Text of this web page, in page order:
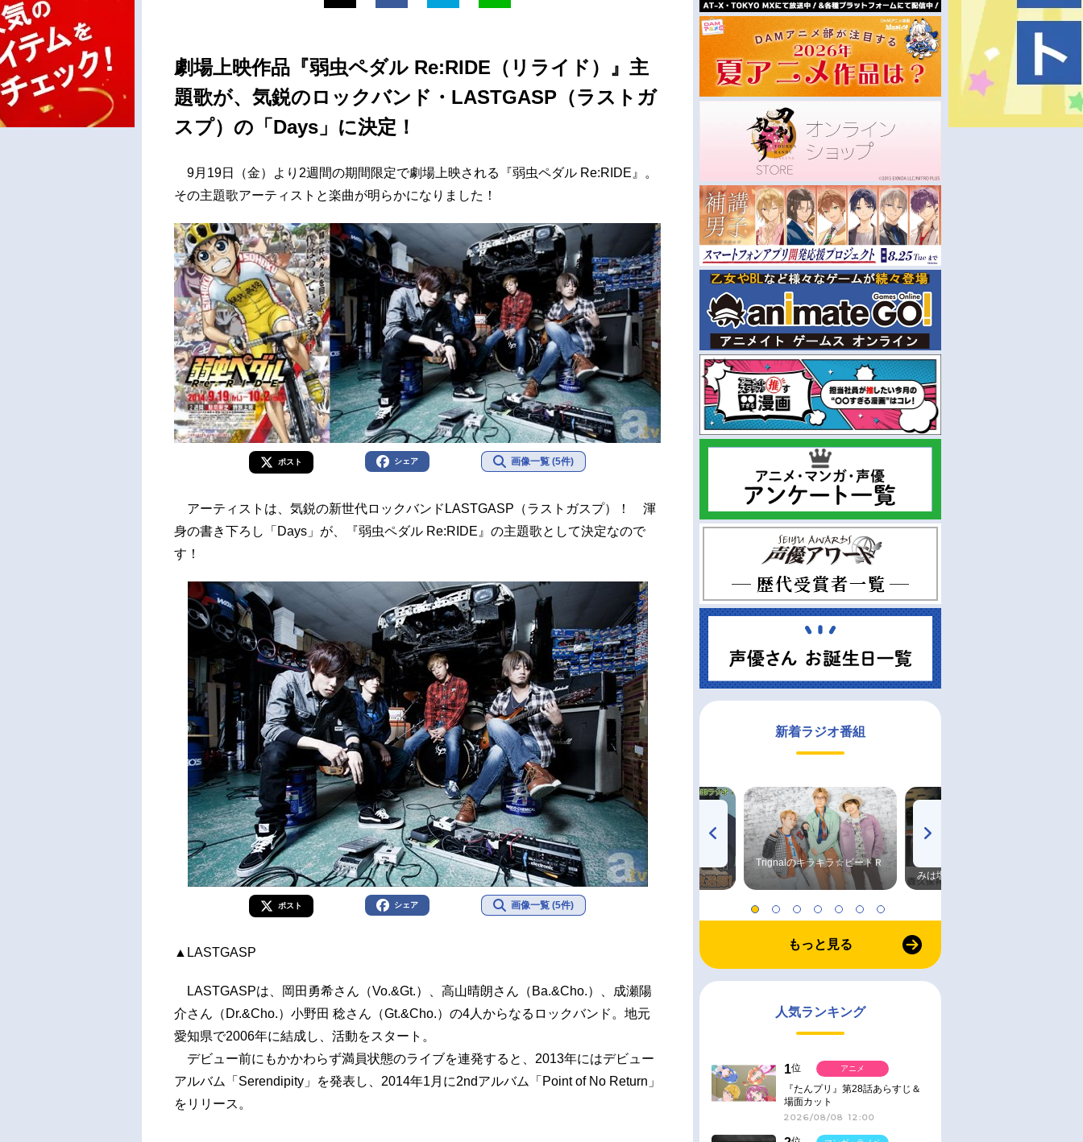
劇場上映作品『弱虫ペダル Re:RIDE（リライド）』主
題歌が、気鋭のロックバンド・LASTGASP（ラストガ
スプ）の「Days」に決定！
9月19日（金）より2週間の期間限定で劇場上映される『弱虫ペダル Re:RIDE』。
その主題歌アーティストと楽曲が明らかになりました！
ポスト シェア 画像一覧 (5件)
アーティストは、気鋭の新世代ロックバンドLASTGASP（ラストガスプ）！ 渾
身の書き下ろし「Days」が、『弱虫ペダル Re:RIDE』の主題歌として決定なので
す！
ポスト シェア 画像一覧 (5件)
▲LASTGASP
LASTGASPは、岡田勇希さん（Vo.&Gt.）、高山晴朗さん（Ba.&Cho.）、成瀬陽
介さん（Dr.&Cho.）小野田 稔さん（Gt.&Cho.）の4人からなるロックバンド。地元
愛知県で2006年に結成し、活動をスタート。
デビュー前にもかかわらず満員状態のライブを連発すると、2013年にはデビュー
アルバム「Serendipity」を発表し、2014年1月に2ndアルバム「Point of No Return」
をリリース。
新着ラジオ番組
TVアニメ『戦隊大失格』
radio 大直会 2nd season
ハイキュー!! 烏野高校放送部! Trignalのキラキラ☆ビートＲ
みは塩だけ
もっと見る
人気ランキング
1位
『たんプリ』第28話あらすじ＆
場面カット
2026/08/08 12:00
アニメ